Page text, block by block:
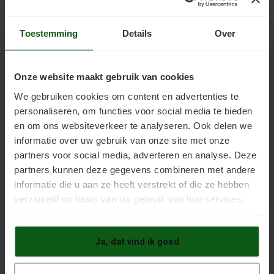
Toestemming Details Over
Onze website maakt gebruik van cookies
We gebruiken cookies om content en advertenties te
personaliseren, om functies voor social media te bieden
en om ons websiteverkeer te analyseren. Ook delen we
informatie over uw gebruik van onze site met onze
partners voor social media, adverteren en analyse. Deze
partners kunnen deze gegevens combineren met andere
informatie die u aan ze heeft verstrekt of die ze hebben
verzameld op basis van uw gebruik van hun services.
Ja, dat vind ik goed
Anhydrietvloer verven? Dit raad ik u aan voor een goed
resultaat
uitstraling
Grindvloer verven: zo geeft u uw vloer een strakke, nieuwe
uitstraling
Vinylvloer verven: een slimme manier om uw vloer te
vernieuwen
Bedrijfsvloeren coaten: welke verf is geschikt?
Marmoleum vloeren verven: zo geeft u uw vloer een
tweede leven met kunststof coating
tegels beter
Welke primer heb ik nodig voor mijn vloer?
Epoxy garagevloer: waarom dit de beste keuze is